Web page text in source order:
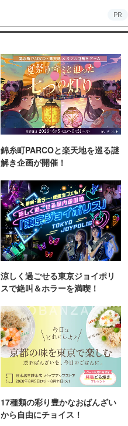
PR
錦糸町PARCOと楽天地を巡る謎
解き企画が開催！
涼しく過ごせる東京ジョイポリ
スで絶叫＆ホラーを満喫！
17種類の彩り豊かなおばんざい
から自由にチョイス！